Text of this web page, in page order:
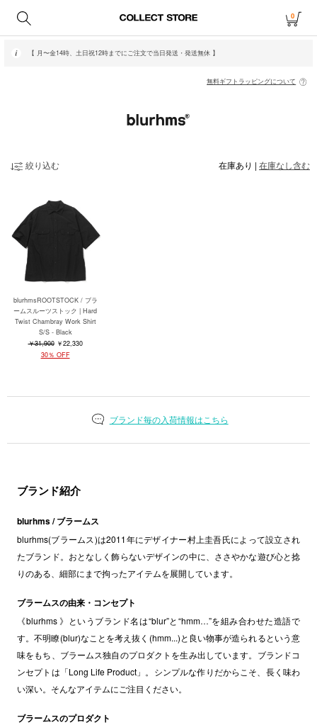
0
【 月〜金14時、土日祝12時までにご注文で当日発送・発送無休 】
無料ギフトラッピングについて
在庫あり | 在庫なし含む
絞り込む
blurhmsROOTSTOCK / ブラ
ームスルーツストック | Hard
Twist Chambray Work Shirt
S/S - Black
￥31,900 ￥22,330
30％ OFF
ブランド毎の入荷情報はこちら
ブランド紹介
blurhms / ブラームス
blurhms(ブラームス)は2011年にデザイナー村上圭吾氏によって設立され
たブランド。おとなしく飾らないデザインの中に、ささやかな遊び心と捻
りのある、細部にまで拘ったアイテムを展開しています。
ブラームスの由来・コンセプト
《blurhms 》というブランド名は“blur”と“hmm…”を組み合わせた造語で
す。不明瞭(blur)なことを考え抜く(hmm...)と良い物事が造られるという意
味をもち、ブラームス独自のプロダクトを生み出しています。ブランドコ
ンセプトは「Long Life Product」。シンプルな作りだからこそ、長く味わ
い深い。そんなアイテムにご注目ください。
ブラームスのプロダクト